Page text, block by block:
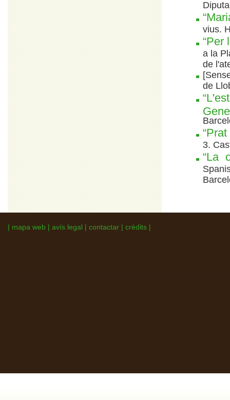
vius.
“Per
a la
de
de
3.
“La
| mapa web | avís legal | contactar | crèdits |